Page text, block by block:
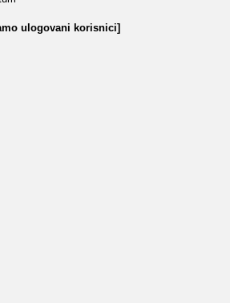
ulogovani korisnici]